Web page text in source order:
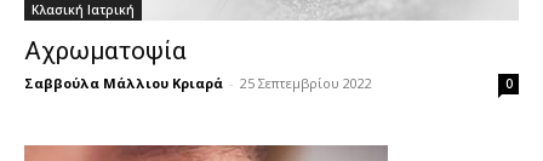
Κλασική Ιατρική
Αχρωματοψία
Σαββούλα Μάλλιου Κριαρά - 25 Σεπτεμβρίου 2022 0